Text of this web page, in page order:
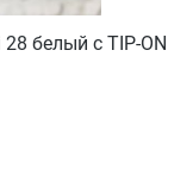
белый с TIP-ON